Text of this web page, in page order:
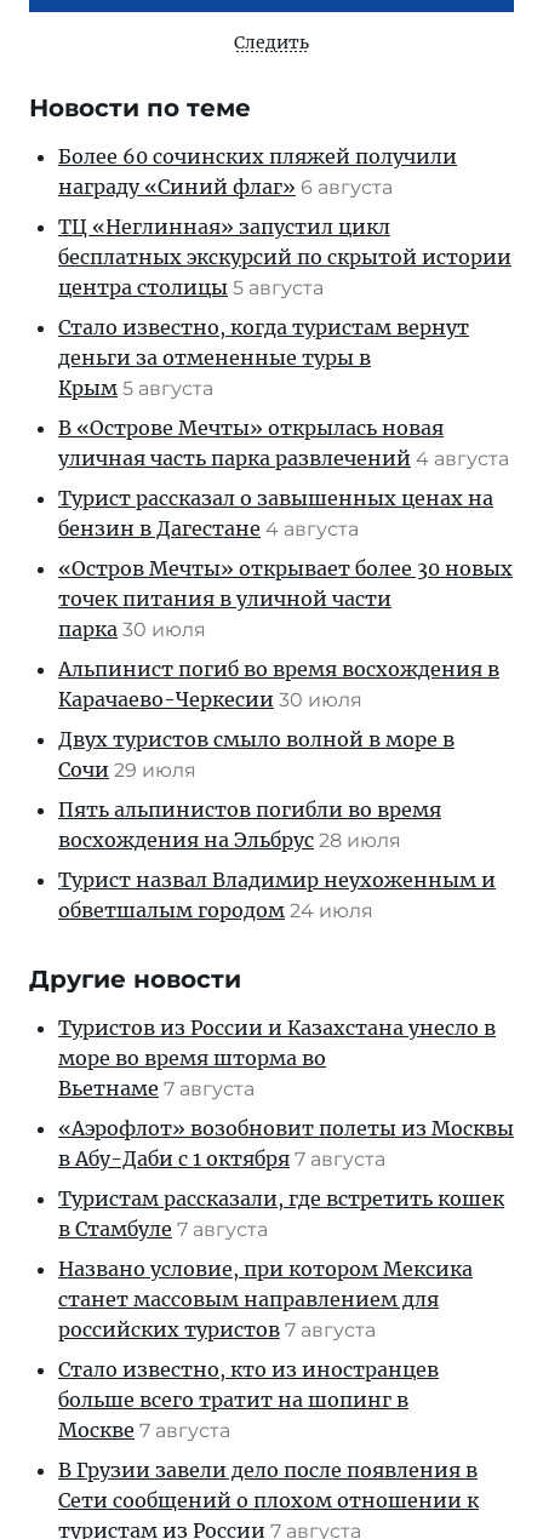
Следить
Новости по теме
Более 60 сочинских пляжей получили
награду «Синий флаг» 6 августа
ТЦ «Неглинная» запустил цикл
бесплатных экскурсий по скрытой истории
центра столицы 5 августа
Стало известно, когда туристам вернут
деньги за отмененные туры в
Крым 5 августа
В «Острове Мечты» открылась новая
уличная часть парка развлечений 4 августа
Турист рассказал о завышенных ценах на
бензин в Дагестане 4 августа
«Остров Мечты» открывает более 30 новых
точек питания в уличной части
парка 30 июля
Альпинист погиб во время восхождения в
Карачаево-Черкесии 30 июля
Двух туристов смыло волной в море в
Сочи 29 июля
Пять альпинистов погибли во время
восхождения на Эльбрус 28 июля
Турист назвал Владимир неухоженным и
обветшалым городом 24 июля
Другие новости
Туристов из России и Казахстана унесло в
море во время шторма во
Вьетнаме 7 августа
«Аэрофлот» возобновит полеты из Москвы
в Абу-Даби с 1 октября 7 августа
Туристам рассказали, где встретить кошек
в Стамбуле 7 августа
Названо условие, при котором Мексика
станет массовым направлением для
российских туристов 7 августа
Стало известно, кто из иностранцев
больше всего тратит на шопинг в
Москве 7 августа
В Грузии завели дело после появления в
Сети сообщений о плохом отношении к
туристам из России 7 августа